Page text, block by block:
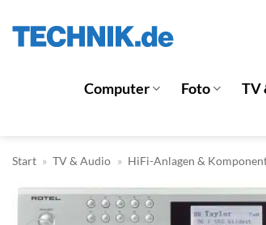
Inhalt
Computer Foto TV
Start » TV & Audio » HiFi-Anlagen &